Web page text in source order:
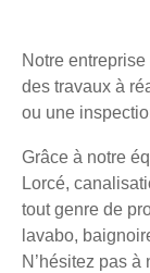
Notre
des travaux à
ou une
Grâce à notre
Lorcé,
tout genre de
lavabo,
N’hésitez pas